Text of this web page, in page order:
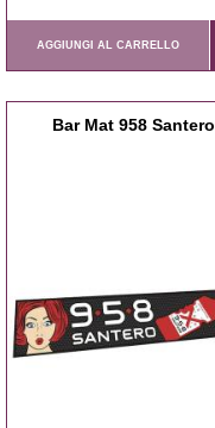
AGGIUNGI AL CARRELLO
Bar Mat 958 Santero